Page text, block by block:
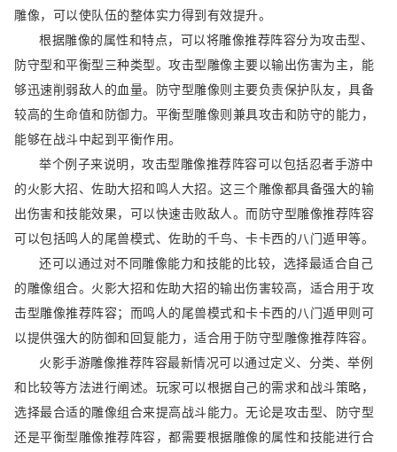
雕像，可以使队伍的整体实力得到有效提升。
根据雕像的属性和特点，可以将雕像推荐阵容分为攻击型、
防守型和平衡型三种类型。攻击型雕像主要以输出伤害为主，能
够迅速削弱敌人的血量。防守型雕像则主要负责保护队友，具备
较高的生命值和防御力。平衡型雕像则兼具攻击和防守的能力，
能够在战斗中起到平衡作用。
举个例子来说明，攻击型雕像推荐阵容可以包括忍者手游中
的火影大招、佐助大招和鸣人大招。这三个雕像都具备强大的输
出伤害和技能效果，可以快速击败敌人。而防守型雕像推荐阵容
可以包括鸣人的尾兽模式、佐助的千鸟、卡卡西的八门遁甲等。
还可以通过对不同雕像能力和技能的比较，选择最适合自己
的雕像组合。火影大招和佐助大招的输出伤害较高，适合用于攻
击型雕像推荐阵容；而鸣人的尾兽模式和卡卡西的八门遁甲则可
以提供强大的防御和回复能力，适合用于防守型雕像推荐阵容。
火影手游雕像推荐阵容最新情况可以通过定义、分类、举例
和比较等方法进行阐述。玩家可以根据自己的需求和战斗策略，
选择最合适的雕像组合来提高战斗能力。无论是攻击型、防守型
还是平衡型雕像推荐阵容，都需要根据雕像的属性和技能进行合